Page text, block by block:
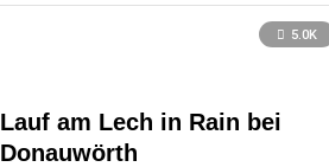
5.0K
Lauf am Lech in Rain bei
Donauwörth